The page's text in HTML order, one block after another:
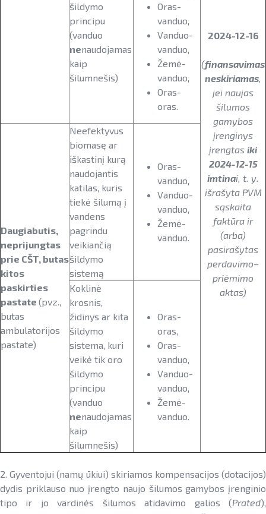
šildymo
principu
(vanduo
nenaudojamas
kaip
šilumnešis)
Oras-
vanduo,
Vanduo-
vanduo,
Žemė-
vanduo,
Oras-
oras.
2024-12-16
(finansavimas
neskiriamas,
jei naujas
šilumos
gamybos
įrenginys
įrengtas iki
2024-12-15
imtinai, t. y.
išrašyta PVM
sąskaita
faktūra ir
(arba)
pasirašytas
perdavimo–
priėmimo
aktas)
Daugiabutis,
neprijungtas
prie CŠT, butas
kitos
paskirties
pastate (pvz.,
butas
ambulatorijos
pastate)
Neefektyvus
biomasę ar
iškastinį kurą
naudojantis
katilas, kuris
tiekė šilumą į
vandens
pagrindu
veikiančią
šildymo
sistemą
Oras-
vanduo,
Vanduo-
vanduo,
Žemė-
vanduo.
Koklinė
krosnis,
židinys ar kita
šildymo
sistema, kuri
veikė tik oro
šildymo
principu
(vanduo
nenaudojamas
kaip
šilumnešis)
Oras-
oras,
Oras-
vanduo,
Vanduo-
vanduo,
Žemė-
vanduo.
2. Gyventojui (namų ūkiui) skiriamos kompensacijos (dotacijos)
dydis priklauso nuo įrengto naujo šilumos gamybos įrenginio
tipo ir jo vardinės šilumos atidavimo galios (Prated),